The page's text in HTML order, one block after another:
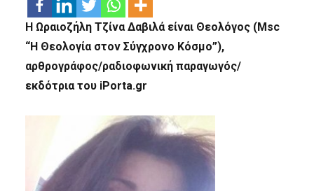
Η Ωραιοζήλη Τζίνα Δαβιλά είναι Θεολόγος (Msc
“Η Θεολογία στον Σύγχρονο Κόσμο”),
αρθρογράφος/ραδιοφωνική παραγωγός/
εκδότρια του iPorta.gr